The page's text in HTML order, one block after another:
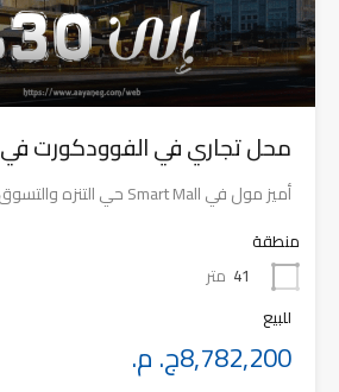
محل تجاري في الفوودكورت في Smart Mall
أميز مول في Smart Mall حي التنزه والتسوق أول تسليم…
منطقة
41 متر
للبيع
8,782,200ج. م.